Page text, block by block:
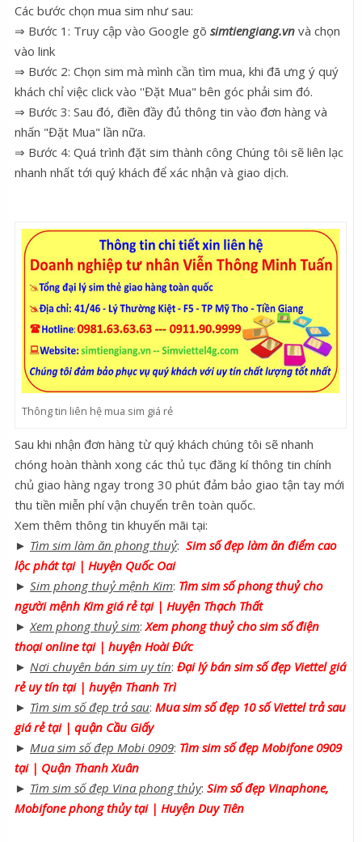
Các bước chọn mua sim như sau:
⇒ Bước 1: Truy cập vào Google gõ simtiengiang.vn và chọn
vào link
⇒ Bước 2: Chọn sim mà mình cần tìm mua, khi đã ưng ý quý
khách chỉ việc click vào ''Đặt Mua" bên góc phải sim đó.
⇒ Bước 3: Sau đó, điền đầy đủ thông tin vào đơn hàng và
nhấn "Đặt Mua" lần nữa.
⇒ Bước 4: Quá trình đặt sim thành công Chúng tôi sẽ liên lạc
nhanh nhất tới quý khách để xác nhận và giao dịch.
Thông tin liên hệ mua sim giá rẻ
Sau khi nhận đơn hàng từ quý khách chúng tôi sẽ nhanh
chóng hoàn thành xong các thủ tục đăng kí thông tin chính
chủ giao hàng ngay trong 30 phút đảm bảo giao tận tay mới
thu tiền miễn phí vận chuyển trên toàn quốc.
Xem thêm thông tin khuyến mãi tại:
► Tìm sim làm ăn phong thuỷ: Sim số đẹp làm ăn điểm cao
lộc phát tại | Huyện Quốc Oai
► Sim phong thuỷ mệnh Kim: Tìm sim số phong thuỷ cho
người mệnh Kim giá rẻ tại | Huyện Thạch Thất
►Xem phong thuỷ sim: Xem phong thuỷ cho sim số điện
thoại online tại | huyện Hoài Đức
► Nơi chuyên bán sim uy tín: Đại lý bán sim số đẹp Viettel giá
rẻ uy tín tại | huyện Thanh Trì
► Tìm sim số đẹp trả sau: Mua sim số đẹp 10 số Viettel trả sau
giá rẻ tại | quận Cầu Giấy
► Mua sim số đẹp Mobi 0909: Tìm sim số đẹp Mobifone 0909
tại | Quận Thanh Xuân
► Tìm sim số đẹp Vina phong thủy: Sim số đẹp Vinaphone,
Mobifone phong thủy tại | Huyện Duy Tiên